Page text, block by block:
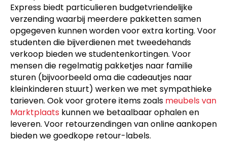
Express biedt particulieren budgetvriendelijke
verzending waarbij meerdere pakketten samen
opgegeven kunnen worden voor extra korting. Voor
studenten die bijverdienen met tweedehands
verkoop bieden we studentenkortingen. Voor
mensen die regelmatig pakketjes naar familie
sturen (bijvoorbeeld oma die cadeautjes naar
kleinkinderen stuurt) werken we met sympathieke
tarieven. Ook voor grotere items zoals meubels van
Marktplaats kunnen we betaalbaar ophalen en
leveren. Voor retourzendingen van online aankopen
bieden we goedkope retour-labels.